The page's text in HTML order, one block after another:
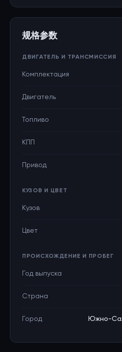
规格参数
ДВИГАТЕЛЬ И ТРАНСМИССИЯ
Комплектация
Двигатель
Топливо
КПП
Привод
КУЗОВ И ЦВЕТ
Кузов
Цвет
ПРОИСХОЖДЕНИЕ И ПРОБЕГ
Год выпуска
Страна
Город Южно-